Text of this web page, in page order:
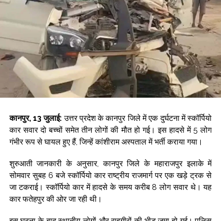
इस बीच, दक्षिणी वियतनाम के एन जियांग प्रांत की पुलिस ने रविवार को
नौका हादसे से जुड़े कथित कानूनी उल्लंघनों के आरोप में एक स्थानीय
व्यक्ति को हिरासत में लेकर उसके खिलाफ आपराधिक मामला दर्ज किया है।
गिरफ्तार व्यक्ति की पहचान 57 वर्षीय नौका चालक गुयेन होंग हाई के रूप में
हुई है। वह एन जियांग प्रांत के सोन कियेन कम्यून के थुआन तिएन गांव का
निवासी है और फिलहाल फु क्वोक विशेष क्षेत्र में रह रहा था।
थे। इनमें 17 तमिलनाडु से थे, जबकि अन्य पर्यटक आंध्र प्रदेश, तेलंगाना
और केरल के रहने वाले थे।
द्वीप के दक्षिणी समुद्री क्षेत्र में यात्रा के दौरान पलट गई।
हादसे के तुरंत बाद बचाव दल, स्थानीय लोग और आपातकालीन सेवाओं की
टीमें मौके पर पहुंचीं और बड़े पैमाने पर राहत एवं बचाव अभियान शुरू किया।
कानपुर, 13 जुलाई: उत्तर प्रदेश के कानपुर जिले में एक दुर्घटना में स्कॉर्पियो
कार सवार दो बच्चों समेत तीन लोगों की मौत हो गई। इस हादसे में 5 लोग
गंभीर रूप से घायल हुए हैं, जिन्हें कांशीराम अस्पताल में भर्ती कराया गया।
शुरुआती जानकारी के अनुसार, कानपुर जिले के महाराजपुर इलाके में
सोमवार सुबह 6 बजे स्कॉर्पियो कार राष्ट्रीय राजमार्ग पर एक खड़े ट्रक से
जा टकराई। स्कॉर्पियो कार में हादसे के समय करीब 8 लोग सवार थे। यह
कार फतेहपुर की ओर जा रही थी।